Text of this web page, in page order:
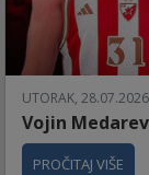
UTORAK,
Vojin
PROČITAJ VIŠE